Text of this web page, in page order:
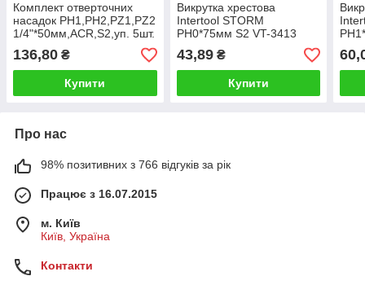
Комплект отверточних
насадок PH1,PH2,PZ1,PZ2
1/4"*50мм,ACR,S2,уп. 5шт.
STORM INTERTOOL VT-
0205
136,80 ₴
Купити
Викрутка хрестова
Intertool STORM
PH0*75мм S2 VT-3413
43,89₴
Купити
Про нас
98% позитивних з 766 відгуків за рік
Працює з 16.07.2015
м. Київ
Київ, Україна
Контакти